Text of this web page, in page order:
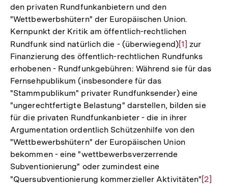
den privaten Rundfunkanbietern und den
"Wettbewerbshütern" der Europäischen Union.
Kernpunkt der Kritik am öffentlich-rechtlichen
Rundfunk sind natürlich die - (überwiegend)Zur
Auflösung
der
[1] zur
Finanzierung des öffentlich-rechtlichen Rundfunks
erhobenen - Rundfunkgebühren: Während sie für das
Fernsehpublikum (insbesondere für das
"Stammpublikum" privater Rundfunksender) eine
"ungerechtfertigte Belastung" darstellen, bilden sie
für die privaten Rundfunkanbieter - die in ihrer
Argumentation ordentlich Schützenhilfe von den
"Wettbewerbshütern" der Europäischen Union
bekommen - eine "wettbewerbsverzerrende
Subventionierung" oder zumindest eine
"Quersubventionierung kommerzieller Aktivitäten"Zur
[2]